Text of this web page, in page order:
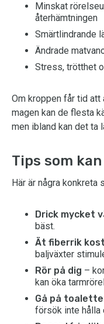
Minskat
återhämtningen
Smärtlindrande
Ändrade
Stress, trötthet
Om kroppen får tid att
magen kan de flesta
men ibland kan det ta
Tips som
Här är några konkreta
Drick mycket
bäst.
Ät fiberrik kost
baljväxter
Rör på dig –
kan öka
Gå på
försök inte hålla